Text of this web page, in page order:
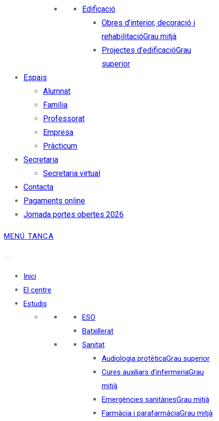
Edificació
Obres d’interior, decoració i
rehabilitacióGrau mitjà
Projectes d’edificacióGrau
superior
Espais
Alumnat
Família
Professorat
Empresa
Pràcticum
Secretaria
Secretaria virtual
Contacta
Pagaments online
Jornada portes obertes 2026
MENÚ TANCA
Inici
El centre
Estudis
ESO
Batxillerat
Sanitat
Audiologia protèticaGrau superior
Cures auxiliars d’infermeriaGrau
mitjà
Emergències sanitàriesGrau mitjà
Farmàcia i parafarmàciaGrau mitjà